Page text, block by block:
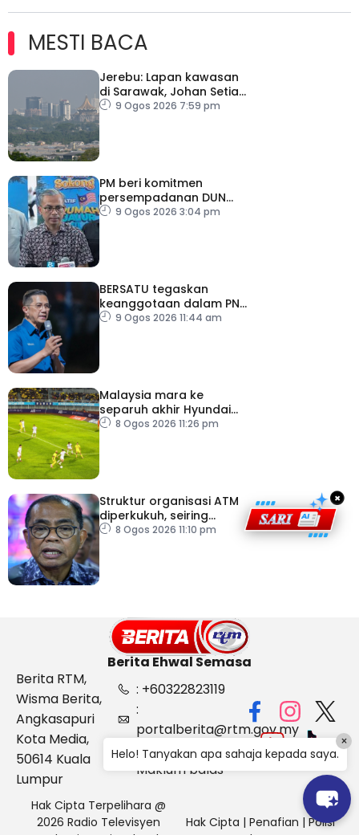
MESTI BACA
Jerebu: Lapan kawasan
di Sarawak, Johan Setia
di Selangor catat IPU
9 Ogos 2026 7:59 pm
PM beri komitmen
persempadanan DUN
Sarawak, minta laporan
9 Ogos 2026 3:04 pm
BERSATU tegaskan
keanggotaan dalam PN
masih sah
9 Ogos 2026 11:44 am
Malaysia mara ke
separuh akhir Hyundai
ASEAN Cup
8 Ogos 2026 11:26 pm
Struktur organisasi ATM
diperkukuh, seiring
pemodenan aset
8 Ogos 2026 11:10 pm
×
Berita Ehwal Semasa
Berita RTM,
Wisma Berita,
Angkasapuri
Kota Media,
50614 Kuala
Lumpur
: +60322823119
:
portalberita@rtm.gov.my
: Aduan &
Maklum balas
Hak Cipta Terpelihara @
2026 Radio Televisyen
Hak Cipta | Penafian | Polisi
Helo! Tanyakan apa sahaja kepada saya.
×